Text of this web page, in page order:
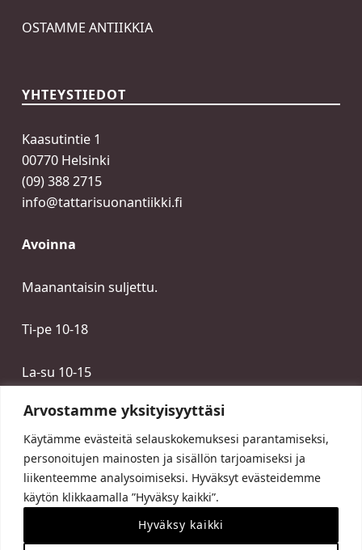
Arvostamme yksityisyyttäsi
Käytämme evästeitä selauskokemuksesi parantamiseksi,
personoitujen mainosten ja sisällön tarjoamiseksi ja
liikenteemme analysoimiseksi. Hyväksyt evästeidemme
käytön klikkaamalla ”Hyväksy kaikki”.
Hyväksy kaikki
OSTAMME ANTIIKKIA
YHTEYSTIEDOT
Kaasutintie 1
00770 Helsinki
(09) 388 2715
info@tattarisuonantiikki.fi
Avoinna
Maanantaisin suljettu.
Ti-pe 10-18
La-su 10-15